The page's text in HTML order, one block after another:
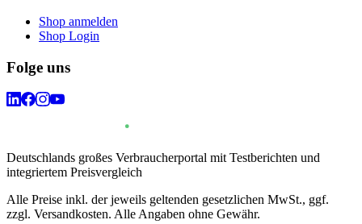
Shop anmelden
Shop Login
Folge uns
Deutschlands großes Verbraucherportal mit Testberichten und
integriertem Preisvergleich
Alle Preise inkl. der jeweils geltenden gesetzlichen MwSt., ggf.
zzgl. Versandkosten. Alle Angaben ohne Gewähr.